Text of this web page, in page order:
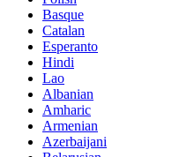
Basque
Catalan
Esperanto
Hindi
Lao
Albanian
Amharic
Armenian
Azerbaijani